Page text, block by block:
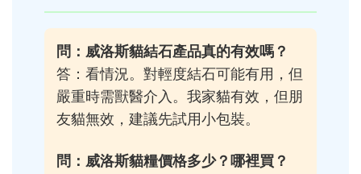
問：威洛斯貓結石產品真的有效嗎？
答：看情況。對輕度結石可能有用，但
嚴重時需獸醫介入。我家貓有效，但朋
友貓無效，建議先試用小包裝。
問：威洛斯貓糧價格多少？哪裡買？